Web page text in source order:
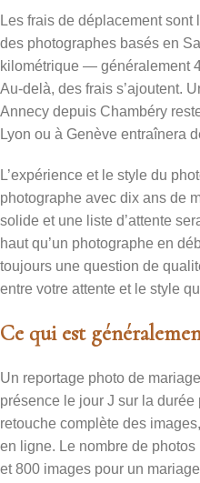
Les frais de déplacement
des photographes basés en
kilométrique — généralement
Au-delà, des frais s’ajoutent.
Annecy depuis Chambéry
Lyon ou à Genève entraînera
L’expérience et le style du
photographe avec dix ans de
solide et une liste d’attente
haut qu’un photographe en
toujours une question de
entre votre attente et le style
Ce qui est
Un reportage photo de
présence le jour J sur la
retouche complète des
en ligne. Le nombre de
et 800 images pour un